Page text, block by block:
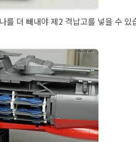
를 더 빼내야 제2 격납고를 넣을 수 있